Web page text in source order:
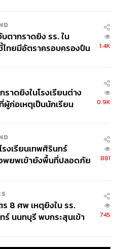
Flora Exposition แบ่งออก
ไร่) ซึ่งผู้เข้าชมจะได้
กันสร้างระหว่างธรรมชาติ
ามสำคัญของการอนุรักษ์
ตากราดยิง รร. ใน
ไทยมีอัตราครอบครองปืน
1.4K
ราดยิงในโรงเรียนต่าง
ผู้ก่อเหตุเป็นนักเรียน
0.9K
รงเรียนเทพศิรินทร์
พยพเข้ายังพื้นที่ปลอดภัย
881
8 ศพ เหตุยิงใน รร.
ร์ นนทบุรี พบกระสุนเข้า
745